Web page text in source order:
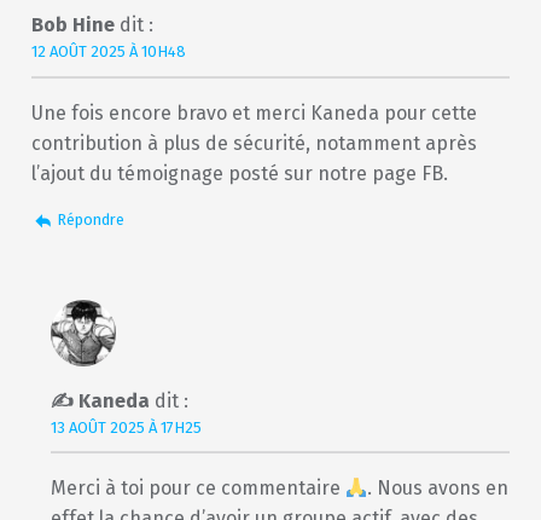
Bob Hine dit :
12 AOÛT 2025 À 10H48
Une fois encore bravo et merci Kaneda pour cette
contribution à plus de sécurité, notamment après
l’ajout du témoignage posté sur notre page FB.
Répondre
Kaneda dit :
13 AOÛT 2025 À 17H25
Merci à toi pour ce commentaire
. Nous avons en